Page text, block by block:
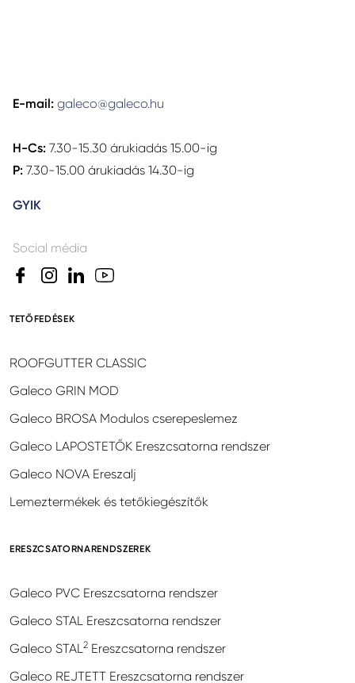
E-mail: galeco@galeco.hu
H-Cs: 7.30-15.30 árukiadás 15.00-ig
P: 7.30-15.00 árukiadás 14.30-ig
GYIK
Social média
TETŐFEDÉSEK
ROOFGUTTER CLASSIC
Galeco GRIN MOD
Galeco BROSA Modulos cserepeslemez
Galeco LAPOSTETŐK Ereszcsatorna rendszer
Galeco NOVA Ereszalj
Lemeztermékek és tetőkiegészítők
ERESZCSATORNARENDSZEREK
Galeco PVC Ereszcsatorna rendszer
Galeco STAL Ereszcsatorna rendszer
Galeco STAL2 Ereszcsatorna rendszer
Galeco REJTETT Ereszcsatorna rendszer